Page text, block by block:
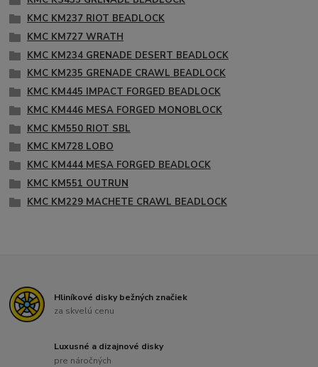
KMC KM237 RIOT BEADLOCK
KMC KM727 WRATH
KMC KM234 GRENADE DESERT BEADLOCK
KMC KM235 GRENADE CRAWL BEADLOCK
KMC KM445 IMPACT FORGED BEADLOCK
KMC KM446 MESA FORGED MONOBLOCK
KMC KM550 RIOT SBL
KMC KM728 LOBO
KMC KM444 MESA FORGED BEADLOCK
KMC KM551 OUTRUN
KMC KM229 MACHETE CRAWL BEADLOCK
Hliníkové disky bežných značiek
za skvelú cenu
Luxusné a dizajnové disky
pre náročných